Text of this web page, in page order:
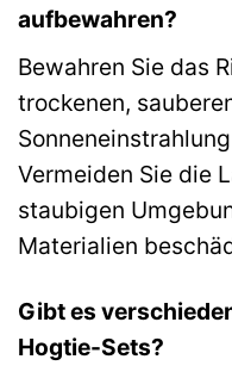
aufbewahren?
Bewahren Sie das
trockenen,
Vermeiden Sie die
staubigen
Materialien
Gibt es
Hogtie-Sets?